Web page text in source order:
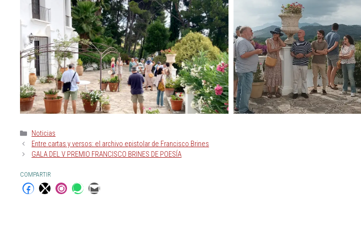
Noticias
Entre cartas y versos: el archivo epistolar de Francisco Brines
GALA DEL V PREMIO FRANCISCO BRINES DE POESÍA
COMPARTIR